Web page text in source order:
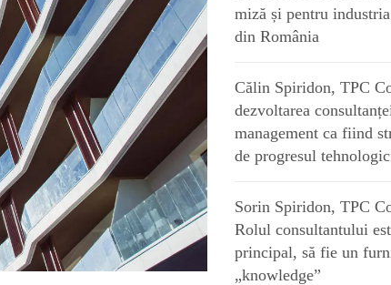
miză și pentru
din România
Călin Spiridon, TPC
dezvoltarea
management ca fiind
de progresul
Sorin Spiridon, TPC
Rolul consultantului
principal, să fie un
„knowledge”